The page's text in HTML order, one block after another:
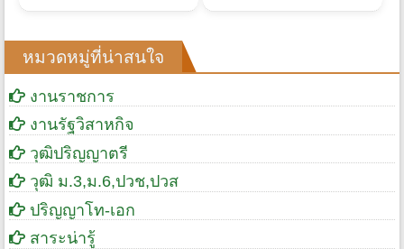
หมวดหมู่ที่น่าสนใจ
งานราชการ
งานรัฐวิสาหกิจ
วุฒิปริญญาตรี
วุฒิ ม.3,ม.6,ปวช,ปวส
ปริญญาโท-เอก
สาระน่ารู้